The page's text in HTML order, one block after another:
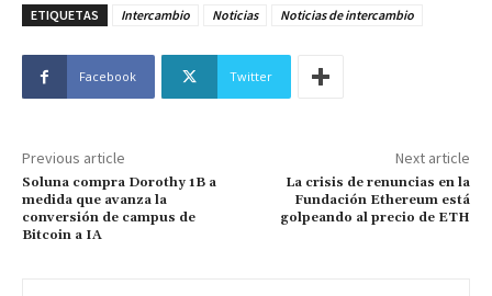
ETIQUETAS Intercambio Noticias Noticias de intercambio
Facebook Twitter
Previous article
Soluna compra Dorothy 1B a
medida que avanza la
conversión de campus de
Bitcoin a IA
Next article
La crisis de renuncias en la
Fundación Ethereum está
golpeando al precio de ETH